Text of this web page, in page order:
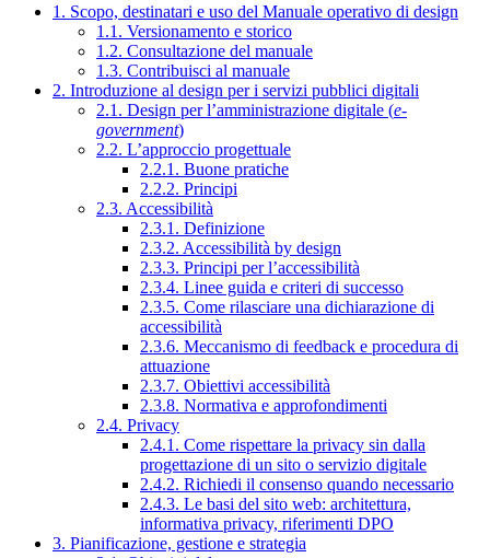
1. Scopo, destinatari e uso del Manuale operativo di design
1.1. Versionamento e storico
1.2. Consultazione del manuale
1.3. Contribuisci al manuale
2. Introduzione al design per i servizi pubblici digitali
2.1. Design per l’amministrazione digitale (e-
government)
2.2. L’approccio progettuale
2.2.1. Buone pratiche
2.2.2. Principi
2.3. Accessibilità
2.3.1. Definizione
2.3.2. Accessibilità by design
2.3.3. Principi per l’accessibilità
2.3.4. Linee guida e criteri di successo
2.3.5. Come rilasciare una dichiarazione di
accessibilità
2.3.6. Meccanismo di feedback e procedura di
attuazione
2.3.7. Obiettivi accessibilità
2.3.8. Normativa e approfondimenti
2.4. Privacy
2.4.1. Come rispettare la privacy sin dalla
progettazione di un sito o servizio digitale
2.4.2. Richiedi il consenso quando necessario
2.4.3. Le basi del sito web: architettura,
informativa privacy, riferimenti DPO
3. Pianificazione, gestione e strategia